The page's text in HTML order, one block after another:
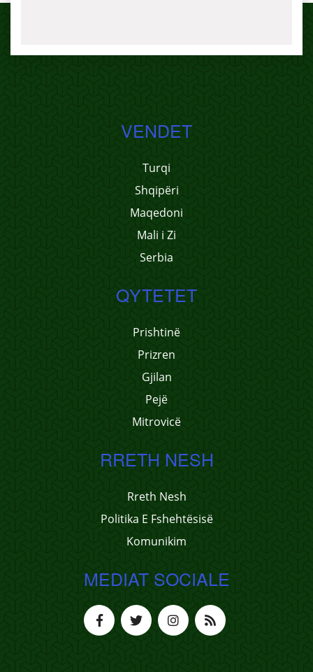
VENDET
Turqi
Shqipëri
Maqedoni
Mali i Zi
Serbia
QYTETET
Prishtinë
Prizren
Gjilan
Pejë
Mitrovicë
RRETH NESH
Rreth Nesh
Politika E Fshehtësisë
Komunikim
MEDIAT SOCIALE